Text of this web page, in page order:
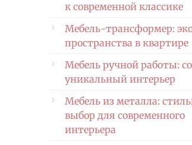
к современной классике
Мебель-трансформер:
пространства в квартире
Мебель ручной работы:
уникальный интерьер
Мебель из металла:
выбор для современного
интерьера